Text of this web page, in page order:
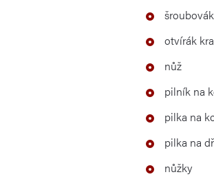
otvírák
nůž
pilník na
pilka na
pilka na
nůžky